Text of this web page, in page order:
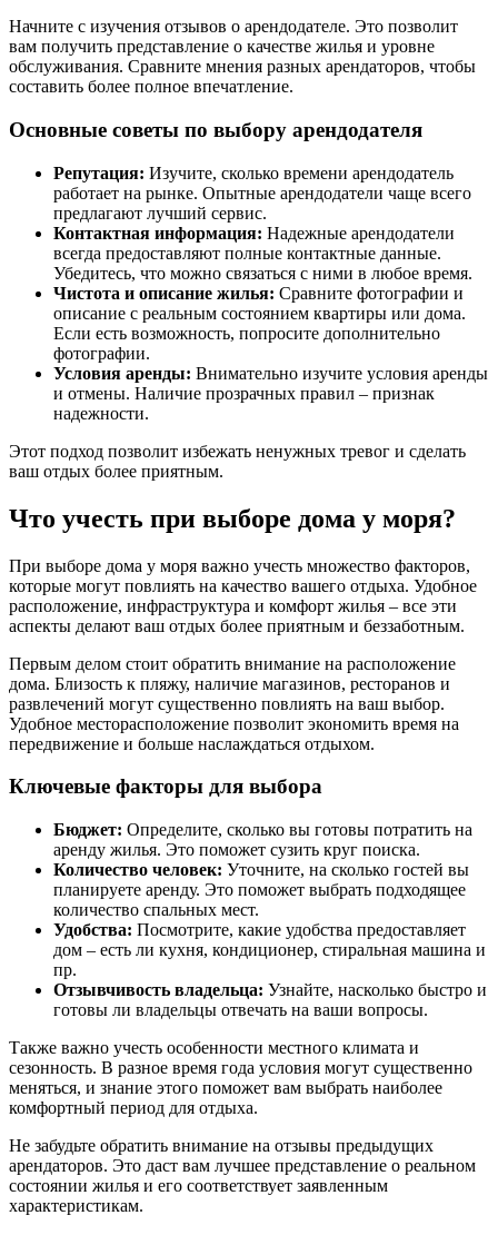
Начните с изучения отзывов о арендодателе. Это позволит
вам получить представление о качестве жилья и уровне
обслуживания. Сравните мнения разных арендаторов, чтобы
составить более полное впечатление.
Основные советы по выбору арендодателя
Репутация: Изучите, сколько времени арендодатель
работает на рынке. Опытные арендодатели чаще всего
предлагают лучший сервис.
Контактная информация: Надежные арендодатели
всегда предоставляют полные контактные данные.
Убедитесь, что можно связаться с ними в любое время.
Чистота и описание жилья: Сравните фотографии и
описание с реальным состоянием квартиры или дома.
Если есть возможность, попросите дополнительно
фотографии.
Условия аренды: Внимательно изучите условия аренды
и отмены. Наличие прозрачных правил – признак
надежности.
Этот подход позволит избежать ненужных тревог и сделать
ваш отдых более приятным.
Что учесть при выборе дома у моря?
При выборе дома у моря важно учесть множество факторов,
которые могут повлиять на качество вашего отдыха. Удобное
расположение, инфраструктура и комфорт жилья – все эти
аспекты делают ваш отдых более приятным и беззаботным.
Первым делом стоит обратить внимание на расположение
дома. Близость к пляжу, наличие магазинов, ресторанов и
развлечений могут существенно повлиять на ваш выбор.
Удобное месторасположение позволит экономить время на
передвижение и больше наслаждаться отдыхом.
Ключевые факторы для выбора
Бюджет: Определите, сколько вы готовы потратить на
аренду жилья. Это поможет сузить круг поиска.
Количество человек: Уточните, на сколько гостей вы
планируете аренду. Это поможет выбрать подходящее
количество спальных мест.
Удобства: Посмотрите, какие удобства предоставляет
дом – есть ли кухня, кондиционер, стиральная машина и
пр.
Отзывчивость владельца: Узнайте, насколько быстро и
готовы ли владельцы отвечать на ваши вопросы.
Также важно учесть особенности местного климата и
сезонность. В разное время года условия могут существенно
меняться, и знание этого поможет вам выбрать наиболее
комфортный период для отдыха.
Не забудьте обратить внимание на отзывы предыдущих
арендаторов. Это даст вам лучшее представление о реальном
состоянии жилья и его соответствует заявленным
характеристикам.